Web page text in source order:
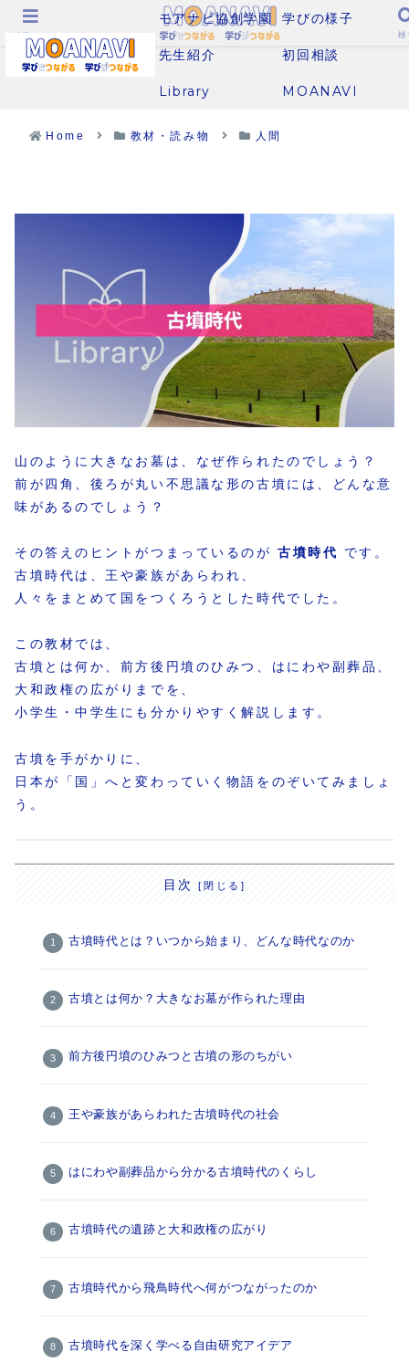
モアナビ協創学園 学びの様子
先生紹介 初回相談
Library MOANAVI
Home 教材・読み物 人間
山のように大きなお墓は、なぜ作られたのでしょう？
前が四角、後ろが丸い不思議な形の古墳には、どんな意
味があるのでしょう？
その答えのヒントがつまっているのが古墳時代
です。
古墳時代は、王や豪族があらわれ、
人々をまとめて国をつくろうとした時代でした。
この教材では、
古墳とは何か、前方後円墳のひみつ、はにわや副葬品、
大和政権の広がりまでを、
小学生・中学生にも分かりやすく解説します。
古墳を手がかりに、
日本が「国」へと変わっていく物語をのぞいてみましょ
う。
目次
古墳時代とは？いつから始まり、どんな時代なのか
古墳とは何か？大きなお墓が作られた理由
前方後円墳のひみつと古墳の形のちがい
王や豪族があらわれた古墳時代の社会
はにわや副葬品から分かる古墳時代のくらし
古墳時代の遺跡と大和政権の広がり
古墳時代から飛鳥時代へ何がつながったのか
古墳時代を深く学べる自由研究アイデア
メニュー